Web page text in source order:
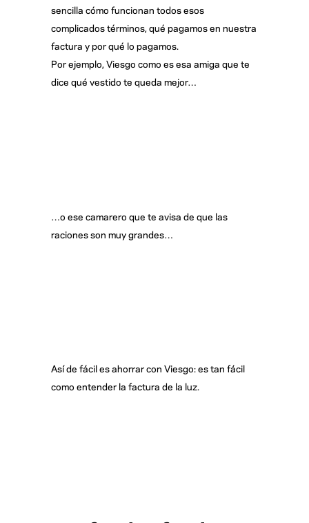
sencilla cómo funcionan todos esos
complicados términos, qué pagamos en nuestra
factura y por qué lo pagamos.
Por ejemplo, Viesgo como es esa amiga que te
dice qué vestido te queda mejor…
…o ese camarero que te avisa de que las
raciones son muy grandes…
Así de fácil es ahorrar con Viesgo: es tan fácil
como entender la factura de la luz.